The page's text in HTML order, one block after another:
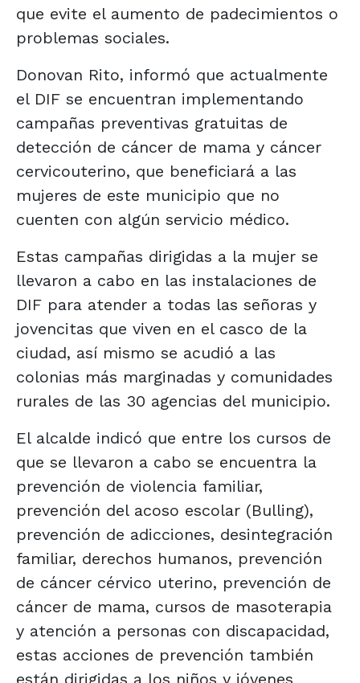
que evite el aumento de padecimientos o
problemas sociales.
Donovan Rito, informó que actualmente
el DIF se encuentran implementando
campañas preventivas gratuitas de
detección de cáncer de mama y cáncer
cervicouterino, que beneficiará a las
mujeres de este municipio que no
cuenten con algún servicio médico.
Estas campañas dirigidas a la mujer se
llevaron a cabo en las instalaciones de
DIF para atender a todas las señoras y
jovencitas que viven en el casco de la
ciudad, así mismo se acudió a las
colonias más marginadas y comunidades
rurales de las 30 agencias del municipio.
El alcalde indicó que entre los cursos de
que se llevaron a cabo se encuentra la
prevención de violencia familiar,
prevención del acoso escolar (Bulling),
prevención de adicciones, desintegración
familiar, derechos humanos, prevención
de cáncer cérvico uterino, prevención de
cáncer de mama, cursos de masoterapia
y atención a personas con discapacidad,
estas acciones de prevención también
están dirigidas a los niños y jóvenes